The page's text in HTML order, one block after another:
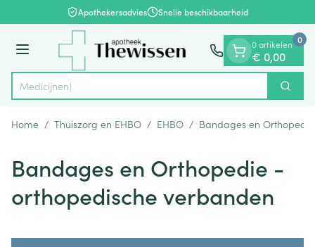
Ga naar de inhoudApothekersadvies Snelle beschikbaarheid
Menu
Product, merk, categorie... Zoek
0 artikelen
€ 0,00
0
Home / Thuiszorg en EHBO / EHBO / Bandages en
Bandages en Orthopedie -
orthopedische verbanden